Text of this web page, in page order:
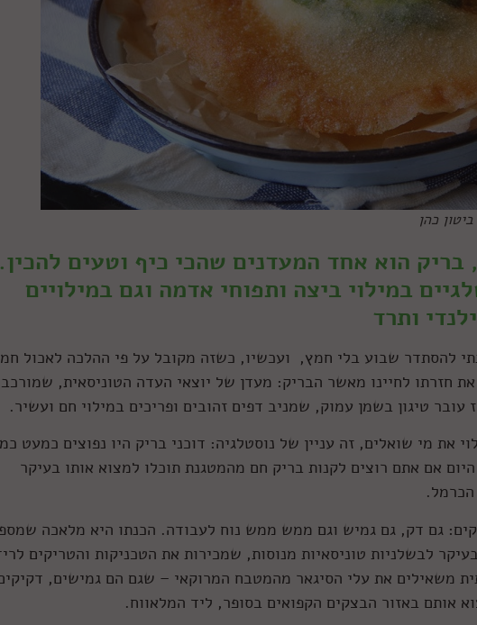
כהן
הוא אחד המעדנים שהכי כיף וטעים
במילוי ביצה ותפוחי אדמה וגם במילויים
ותרד
להסתדר שבוע בלי חמץ, ועכשיו, כשזה מקובל על פי ההלכה לאכול
חזרתו לחיינו מאשר הבריק: מעדן של יוצאי העדה הטוניסאית, שמורכב
טיגון בשמן עמוק, שמניב דפים זהובים ופריכים במילוי חם ועשיר.
את מי שואלים, זה עניין של נוסטלגיה: דוכני בריק היו נפוצים כמעט
פלאפל בשנות ה-70 וה-80. היום אם אתם רוצים לקנות בריק חם מהמטגנת תוכלו למצוא אותו בעיקר
הכרמל.
גם דק, גם גמיש וגם ממש ממש נוח לעבודה. הכנתו היא מלאכה
לבשלניות טוניסאיות מנוסות, שמכירות את הטכניקות והטריקים
משאילים את עלי הסיגאר מהמטבח המרוקאי – שגם הם גמישים,
אותם באזור הבצקים הקפואים בסופר, ליד המלאווח.